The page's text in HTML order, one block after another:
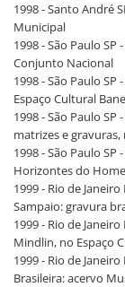
1998 - Santo André
Municipal
1998 - São Paulo
Conjunto Nacional
1998 - São Paulo
Espaço Cultural
1998 - São Paulo
matrizes e gravuras,
1998 - São Paulo SP
Horizontes do
1999 - Rio de
Sampaio: gravura
1999 - Rio de
Mindlin, no Espaço
1999 - Rio de
Brasileira: acervo